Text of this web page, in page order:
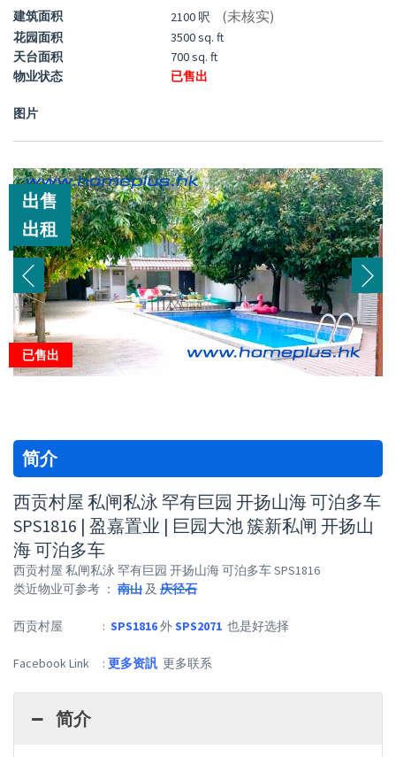
建筑面积 2100 呎 (未核实)
花园面积
3500 sq. ft
天台面积
700 sq. ft
物业状态
已售出
图片
出售
出租
已售出
简介
西贡村屋 私闸私泳 罕有巨园 开扬山海 可泊多车
SPS1816 | 盈嘉置业 | 巨园大池 簇新私闸 开扬山
海 可泊多车
西贡村屋 私闸私泳 罕有巨园 开扬山海 可泊多车 SPS1816
类近物业可参考 ： 南山 及 庆径石
西贡村屋 : SPS1816外SPS2071 也是好选择
Facebook Link : 更多资訉 更多联系
简介